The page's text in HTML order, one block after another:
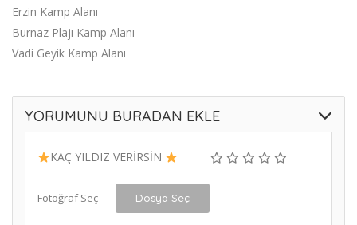
Erzin Kamp Alanı
Burnaz Plajı Kamp Alanı
Vadi Geyik Kamp Alanı
YORUMUNU BURADAN EKLE
KAÇ YILDIZ VERİRSİN
Fotoğraf Seç Dosya Seç